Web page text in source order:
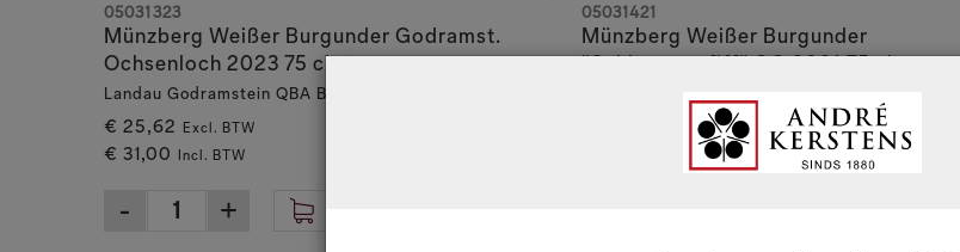
Münzberg Weißer Burgunder Godramst.
Ochsenloch 2023 75 cl
Landau Godramstein QBA BIO
€ 25,62 Excl. BTW
€ 31,00 Incl. BTW
05031323
Münzberg Weißer Burgunder
"Schlangenpfiff" GG 2021 75 cl
Excl. BTW
Incl. BTW
05031421